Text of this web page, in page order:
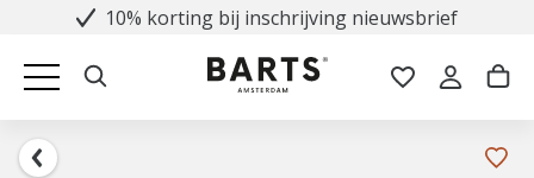
10% korting bij inschrijving nieuwsbrief